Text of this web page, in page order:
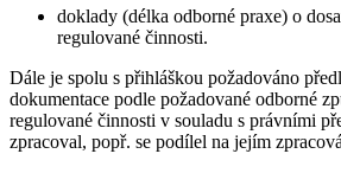
doklady (délka odborné praxe) o
regulované činnosti.
Dále je spolu s přihláškou požadováno
dokumentace podle požadované odborné
regulované činnosti v souladu s právními
zpracoval, popř. se podílel na jejím